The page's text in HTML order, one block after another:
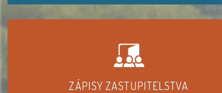
ZÁPISY ZASTUPITELSTVA